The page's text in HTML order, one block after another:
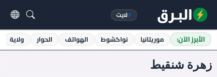
⚡لايت
الأبرز الآن: موريتانيا نواكشوط الهواتف الحوار ولاية
زهرة شنقيط